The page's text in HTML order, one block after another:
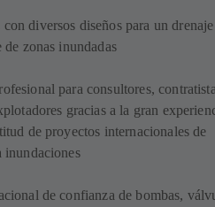
con diversos diseños para un drenaje
zonas inundadas
para consultores,
gracias a la gran
de proyectos internacionales de
inundaciones
de confianza de bombas,